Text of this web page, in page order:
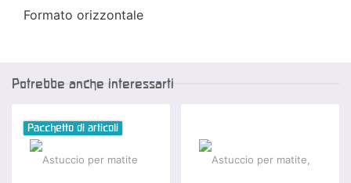
Formato orizzontale
Potrebbe anche interessarti
Pacchetto di articoli